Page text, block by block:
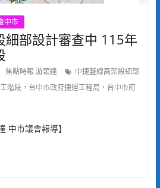
中市
細部設計審查中 115年
焦點時報 游穎達
中捷藍線高架段細部
階段，台中市政府捷運工程局，台中市府
中市議會報導】